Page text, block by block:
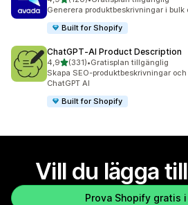
120 recensioner totalt
Generera produktbeskrivningar i bulk
Built for Shopify
ChatGPT‑AI Product Description
4,9av 5 stjärnor
(331)
331 recensioner totalt
•Gratisplan tillgänglig
Skapa SEO-produktbeskrivningar
ChatGPT AI
Built for Shopify
Vill du lägga
Prova Shopify gratis